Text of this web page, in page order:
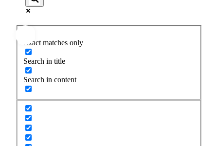
Exact matches only
Search in title
Search in content